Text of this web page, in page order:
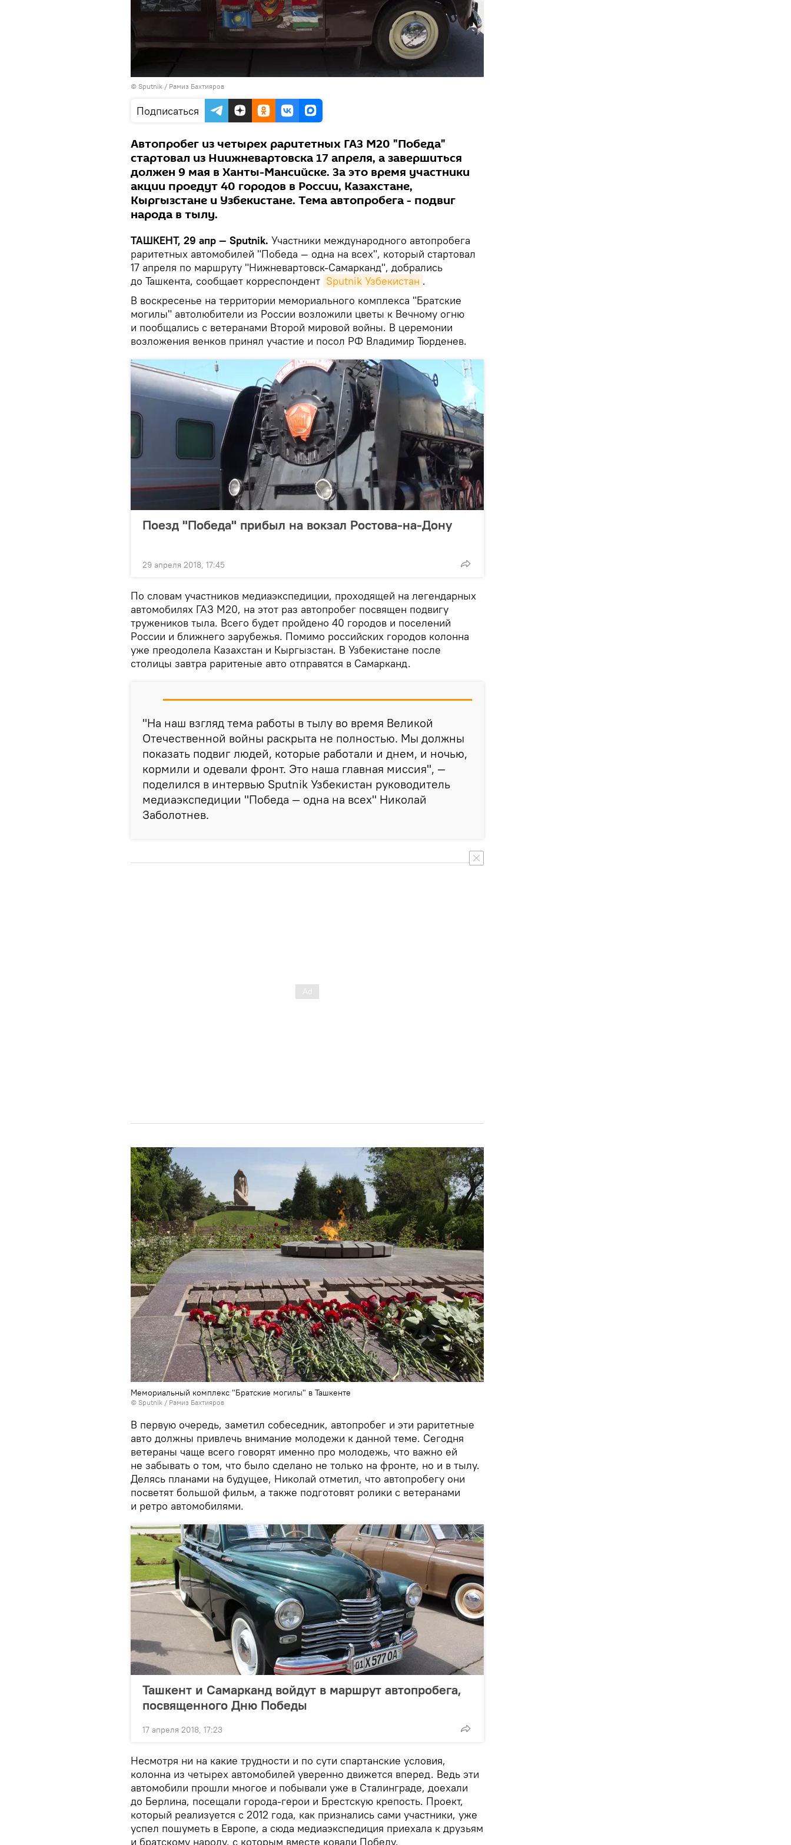
© Sputnik / Рамиз Бахтияров
Подписаться
Автопробег из четырех раритетных ГАЗ М20 "Победа"
стартовал из Ниижневартовска 17 апреля, а завершиться
должен 9 мая в Ханты-Мансийске. За это время участники
акции проедут 40 городов в России, Казахстане,
Кыргызстане и Узбекистане. Тема автопробега - подвиг
народа в тылу.
ТАШКЕНТ, 29 апр — Sputnik. Участники международного автопробега
раритетных автомобилей "Победа — одна на всех", который стартовал
17 апреля по маршруту "Нижневартовск-Самарканд", добрались
до Ташкента, сообщает корреспондент Sputnik Узбекистан .
В воскресенье на территории мемориального комплекса "Братские
могилы" автолюбители из России возложили цветы к Вечному огню
и пообщались с ветеранами Второй мировой войны. В церемонии
возложения венков принял участие и посол РФ Владимир Тюрденев.
Поезд "Победа" прибыл на вокзал Ростова-на-Дону
29 апреля 2018, 17:45
По словам участников медиаэкспедиции, проходящей на легендарных
автомобилях ГАЗ М20, на этот раз автопробег посвящен подвигу
тружеников тыла. Всего будет пройдено 40 городов и поселений
России и ближнего зарубежья. Помимо российских городов колонна
уже преодолела Казахстан и Кыргызстан. В Узбекистане после
столицы завтра раритеные авто отправятся в Самарканд.
"На наш взгляд тема работы в тылу во время Великой
Отечественной войны раскрыта не полностью. Мы должны
показать подвиг людей, которые работали и днем, и ночью,
кормили и одевали фронт. Это наша главная миссия", —
поделился в интервью Sputnik Узбекистан руководитель
медиаэкспедиции "Победа — одна на всех" Николай
Заболотнев.
Мемориальный комплекс "Братские могилы" в Ташкенте
© Sputnik / Рамиз Бахтияров
В первую очередь, заметил собеседник, автопробег и эти раритетные
авто должны привлечь внимание молодежи к данной теме. Сегодня
ветераны чаще всего говорят именно про молодежь, что важно ей
не забывать о том, что было сделано не только на фронте, но и в тылу.
Делясь планами на будущее, Николай отметил, что автопробегу они
посветят большой фильм, а также подготовят ролики с ветеранами
и ретро автомобилями.
Ташкент и Самарканд войдут в маршрут автопробега,
посвященного Дню Победы
17 апреля 2018, 17:23
Несмотря ни на какие трудности и по сути спартанские условия,
колонна из четырех автомобилей уверенно движется вперед. Ведь эти
автомобили прошли многое и побывали уже в Сталинграде, доехали
до Берлина, посещали города-герои и Брестскую крепость. Проект,
который реализуется с 2012 года, как признались сами участники, уже
успел пошуметь в Европе, а сюда медиаэкспедиция приехала к друзьям
и братскому народу, с которым вместе ковали Победу.